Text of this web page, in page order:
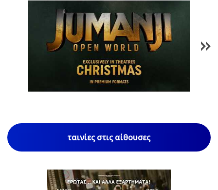
1/85
ταινίες στις αίθουσες